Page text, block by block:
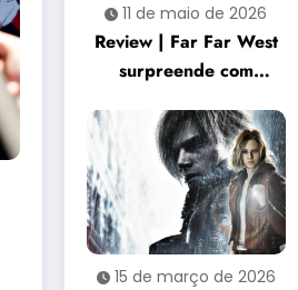
11 de maio de 2026
Review | Far Far West
surpreende com
cooperação intensa
15 de março de 2026